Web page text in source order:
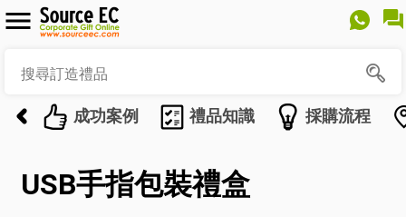
成功案例 禮品知識 採購流程
USB手指包裝禮盒